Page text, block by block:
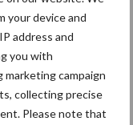
your device and
address and
you with
marketing campaign
collecting precise
Please note that
vaak